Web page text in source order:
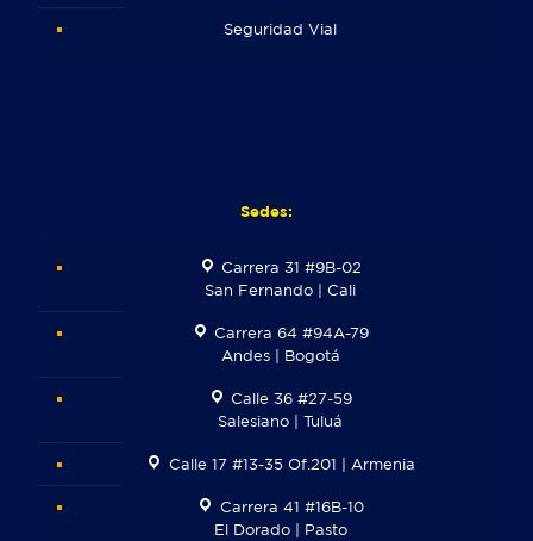
Seguridad Vial
Sedes:
Carrera 31 #9B-02
San Fernando | Cali
Carrera 64 #94A-79
Andes | Bogotá
Calle 36 #27-59
Salesiano | Tuluá
Calle 17 #13-35 Of.201 | Armenia
Carrera 41 #16B-10
El Dorado | Pasto